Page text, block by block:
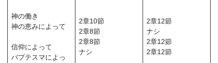
神の働き
神の恵みによって
信仰によって
バプテスマによっ
2章10節
2章8節
2章8節
ナシ
2章12節
ナシ
2章12節
2章12節